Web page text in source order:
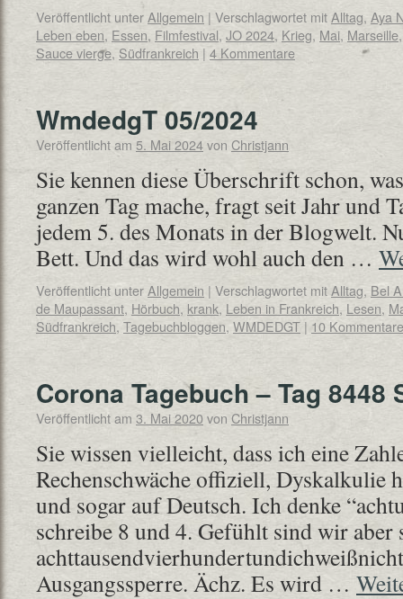
Veröffentlicht unterAllgemein | Verschlagwortet mitAlltag, Aya
Leben eben, Essen, Filmfestival, JO 2024, Krieg, Mai, Marseille
Sauce vierge, Südfrankreich | 4 Kommentare
WmdedgT 05/2024
Veröffentlicht am 5. Mai 2024von Christjann
Sie kennen diese Überschrift schon,
ganzen Tag mache, fragt seit Jahr und
jedem 5. des Monats in der Blogwelt.
Bett. Und das wird wohl auch den …
Veröffentlicht unterAllgemein | Verschlagwortet mitAlltag, Bel
de Maupassant, Hörbuch, krank, Leben in Frankreich, Lesen,
Südfrankreich, Tagebuchbloggen, WMDEDGT | 10 Kommentare
Corona Tagebuch – Tag 8448
Veröffentlicht am 3. Mai 2020 von Christjann
Sie wissen vielleicht, dass ich eine
Rechenschwäche offiziell, Dyskalkulie
und sogar auf Deutsch. Ich denke
schreibe 8 und 4. Gefühlt sind wir aber
Ausgangssperre. Ächz. Es wird …